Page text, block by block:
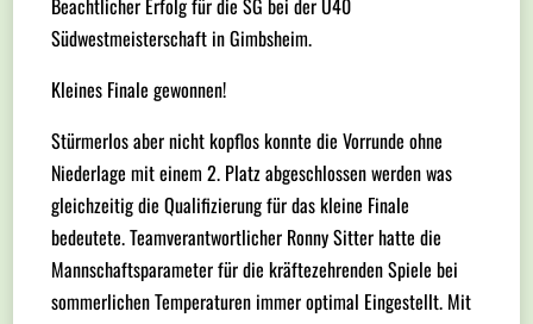
Beachtlicher Erfolg für die SG bei der Ü40
Südwestmeisterschaft in Gimbsheim.
Kleines Finale gewonnen!
Stürmerlos aber nicht kopflos konnte die Vorrunde ohne
Niederlage mit einem 2. Platz abgeschlossen werden was
gleichzeitig die Qualifizierung für das kleine Finale
bedeutete. Teamverantwortlicher Ronny Sitter hatte die
Mannschaftsparameter für die kräftezehrenden Spiele bei
sommerlichen Temperaturen immer optimal Eingestellt. Mit